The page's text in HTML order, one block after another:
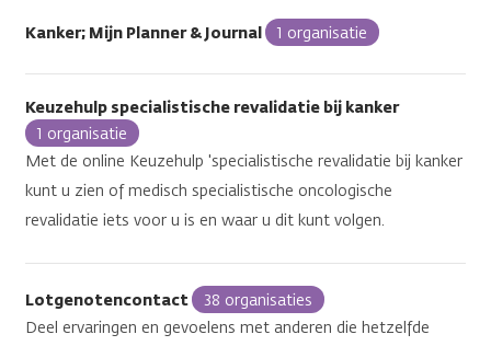
Kanker; Mijn Planner & Journal 1 organisatie
Keuzehulp specialistische revalidatie bij kanker
1 organisatie
Met de online Keuzehulp 'specialistische revalidatie bij kanker
kunt u zien of medisch specialistische oncologische
revalidatie iets voor u is en waar u dit kunt volgen.
Lotgenotencontact
38 organisaties
Deel ervaringen en gevoelens met anderen die hetzelfde